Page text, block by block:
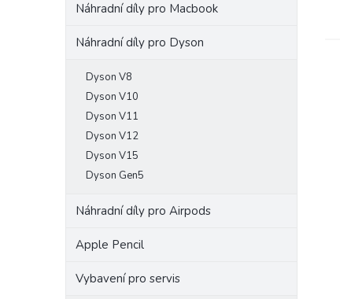
Náhradní díly pro Macbook
Náhradní díly pro Dyson
Dyson V8
Dyson V10
Dyson V11
Dyson V12
Dyson V15
Dyson Gen5
Náhradní díly pro Airpods
Apple Pencil
Vybavení pro servis